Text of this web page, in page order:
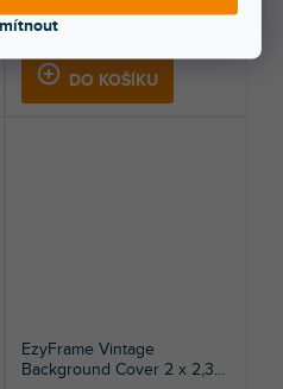
7 889 Kč
DO KOŠÍKU
EzyFrame Vintage
Background Cover 2 x 2,3